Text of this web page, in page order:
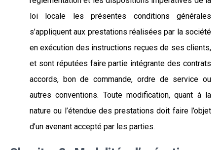
loi locale les présentes conditions générales
s’appliquent aux prestations réalisées par la société
en exécution des instructions reçues de ses clients,
et sont réputées faire partie intégrante des contrats
accords, bon de commande, ordre de service ou
autres conventions. Toute modification, quant à la
nature ou l’étendue des prestations doit faire l’objet
d’un avenant accepté par les parties.